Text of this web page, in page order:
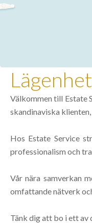
Välkommen till Estate
skandinaviska
Hos Estate Service
professionalism och
Vår nära samverkan
omfattande nätverk
Tänk dig att bo i ett av